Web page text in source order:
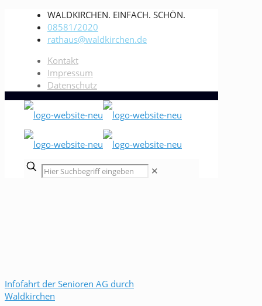
WALDKIRCHEN. EINFACH. SCHÖN.
08581/2020
rathaus@waldkirchen.de
Kontakt
Impressum
Datenschutz
✕
Infofahrt der Senioren AG durch
Waldkirchen